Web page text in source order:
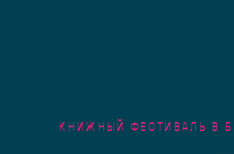
КНИЖНЫЙ ФЕСТИВАЛЬ В